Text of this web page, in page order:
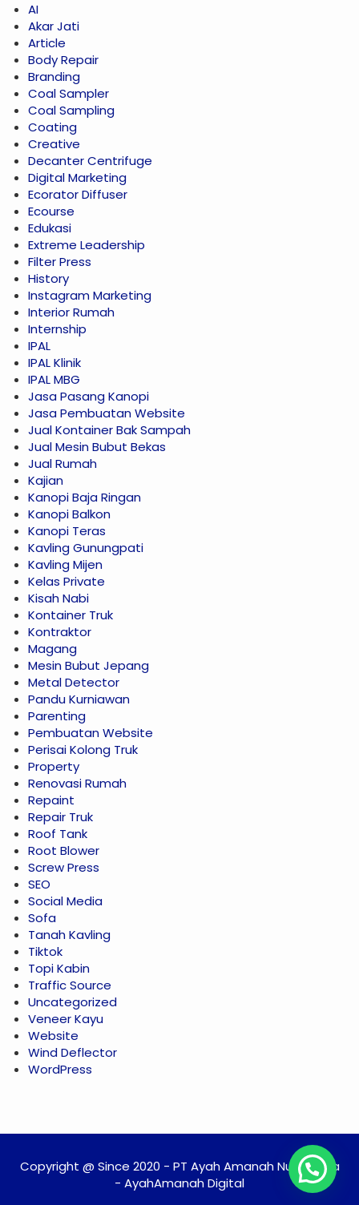
AI
Akar Jati
Article
Body Repair
Branding
Coal Sampler
Coal Sampling
Coating
Creative
Decanter Centrifuge
Digital Marketing
Ecorator Diffuser
Ecourse
Edukasi
Extreme Leadership
Filter Press
History
Instagram Marketing
Interior Rumah
Internship
IPAL
IPAL Klinik
IPAL MBG
Jasa Pasang Kanopi
Jasa Pembuatan Website
Jual Kontainer Bak Sampah
Jual Mesin Bubut Bekas
Jual Rumah
Kajian
Kanopi Baja Ringan
Kanopi Balkon
Kanopi Teras
Kavling Gunungpati
Kavling Mijen
Kelas Private
Kisah Nabi
Kontainer Truk
Kontraktor
Magang
Mesin Bubut Jepang
Metal Detector
Pandu Kurniawan
Parenting
Pembuatan Website
Perisai Kolong Truk
Property
Renovasi Rumah
Repaint
Repair Truk
Roof Tank
Root Blower
Screw Press
SEO
Social Media
Sofa
Tanah Kavling
Tiktok
Topi Kabin
Traffic Source
Uncategorized
Veneer Kayu
Website
Wind Deflector
WordPress
Copyright @ Since 2020 - PT Ayah Amanah Nusantara
- AyahAmanah Digital